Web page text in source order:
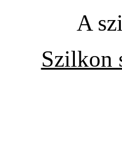
A
Szilkon